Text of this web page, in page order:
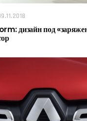
дизайн под